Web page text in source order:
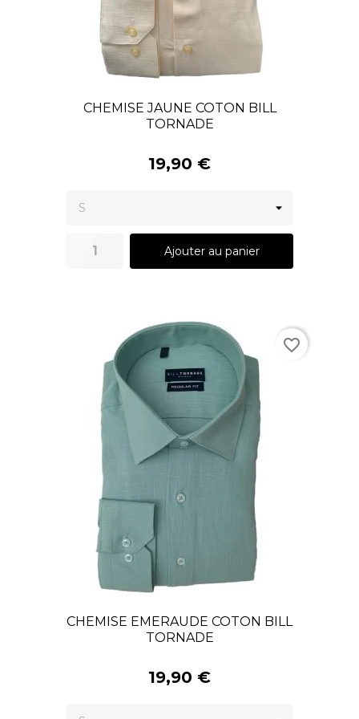
CHEMISE JAUNE COTON BILL
TORNADE
19,90 €
Ajouter au panier
CHEMISE EMERAUDE COTON BILL
TORNADE
19,90 €
favorite_border